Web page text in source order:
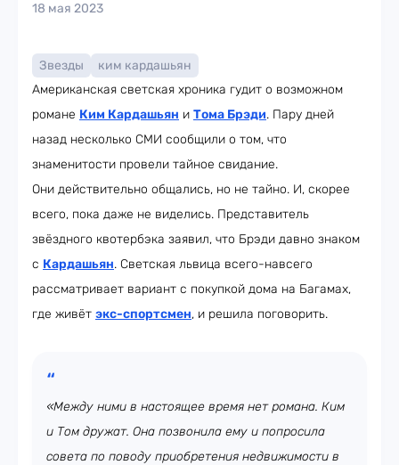
18 мая 2023
Звезды
ким кардашьян
Американская светская хроника гудит о возможном
романе Ким Кардашьян и Тома Брэди. Пару дней
назад несколько СМИ сообщили о том, что
знаменитости провели тайное свидание.
Они действительно общались, но не тайно. И, скорее
всего, пока даже не виделись. Представитель
звёздного квотербэка заявил, что Брэди давно знаком
с Кардашьян. Светская львица всего-навсего
рассматривает вариант с покупкой дома на Багамах,
где живёт экс-спортсмен, и решила поговорить.
«Между ними в настоящее время нет романа. Ким
и Том дружат. Она позвонила ему и попросила
совета по поводу приобретения недвижимости в